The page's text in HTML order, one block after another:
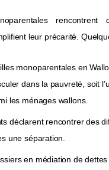
rencontrent
leur précarité.
monoparentales en
dans la pauvreté, soit
les ménages wallons.
déclarent rencontrer des
une séparation.
en médiation de